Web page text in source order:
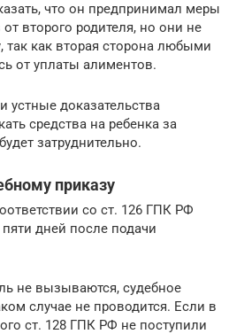
что он предпринимал меры
второго родителя, но они не
так как вторая сторона любыми
от уплаты алиментов.
доказательства
средства на ребенка за
затруднительно.
приказу
со ст. 126 ГПК РФ
дней после подачи
не вызываются, судебное
случае не проводится. Если в
ст. 128 ГПК РФ не поступили